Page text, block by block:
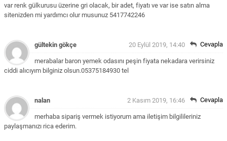
var renk gülkurusu üzerine gri olacak, bir adet, fiyatı ve var ise satın alma
sitenizden mi yardımcı olur musunuz 5417742246
gültekin gökçe 20 Eylül 2019, 14:40
merabalar baron yemek odasını peşin fiyata nekadara verirsiniz
ciddi alıcıyım bilginiz olsun.05375184930 tel
Cevapla
nalan 2 Kasım 2019, 16:46
merhaba sipariş vermek istiyorum ama iletişim bilgilileriniz
paylaşmanızı rica ederim.
Cevapla